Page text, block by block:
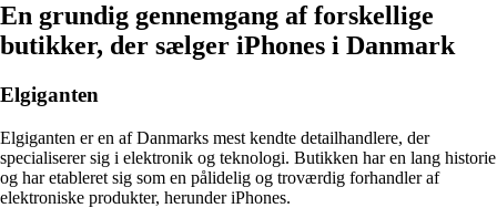
En grundig gennemgang af forskellige
butikker, der sælger iPhones i Danmark
Elgiganten
Elgiganten er en af Danmarks mest kendte detailhandlere, der
specialiserer sig i elektronik og teknologi. Butikken har en lang historie
og har etableret sig som en pålidelig og troværdig forhandler af
elektroniske produkter, herunder iPhones.